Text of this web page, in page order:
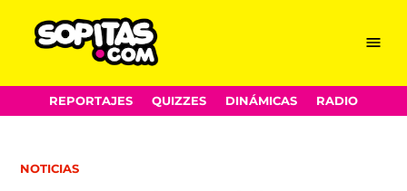
Skip
to
Menu
REPORTAJES QUIZZES DINÁMICAS RADIO
POSTED
NOTICIAS